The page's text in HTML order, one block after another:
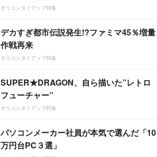
オリコンタイアップ特集
デカすぎ都市伝説発生!?ファミマ45％増量
作戦再来
オリコンタイアップ特集
SUPER★DRAGON、自ら描いた”レトロ
フューチャー”
オリコンタイアップ特集
パソコンメーカー社員が本気で選んだ「10
万円台PC３選」